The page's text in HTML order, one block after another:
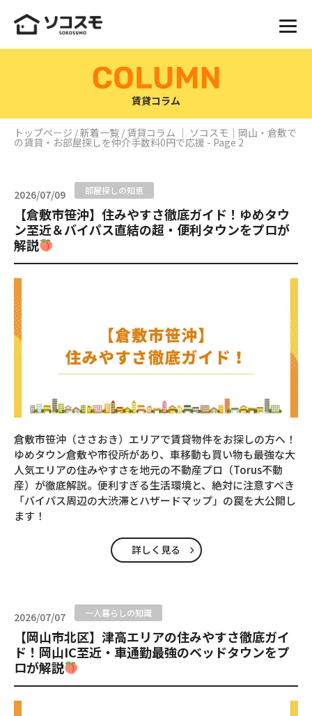
賃貸コラム
トップページ /新着一覧 / 賃貸コラム ｜ ソコスモ｜岡山・倉敷で
の賃貸・お部屋探しを仲介手数料0円で応援 - Page 2
2026/07/09 部屋探しの知恵
【倉敷市笹沖】住みやすさ徹底ガイド！ゆめタウ
ン至近＆バイパス直結の超・便利タウンをプロが
解説
倉敷市笹沖（ささおき）エリアで賃貸物件をお探しの方へ！
ゆめタウン倉敷や市役所があり、車移動も買い物も最強な大
人気エリアの住みやすさを地元の不動産プロ（Torus不動
産）が徹底解説。便利すぎる生活環境と、絶対に注意すべき
「バイパス周辺の大渋滞とハザードマップ」の罠を大公開し
ます！
詳しく見る
2026/07/07 一人暮らしの知識
【岡山市北区】津高エリアの住みやすさ徹底ガイ
ド！岡山IC至近・車通勤最強のベッドタウンをプ
ロが解説